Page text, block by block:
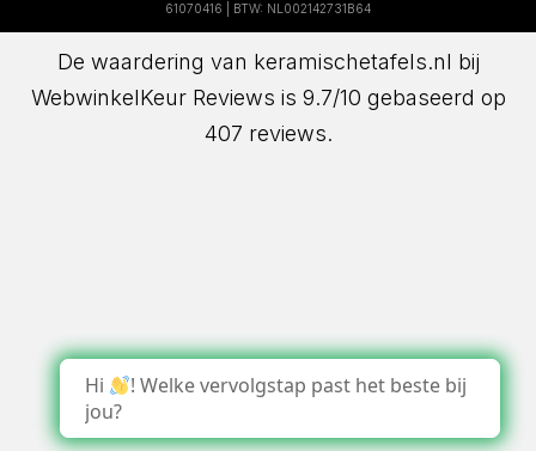
61070416 | BTW: NL002142731B64
De waardering van keramischetafels.nl bij
WebwinkelKeur Reviews is 9.7/10 gebaseerd op
407 reviews.
Hi
! Welke vervolgstap past het beste bij
jou?